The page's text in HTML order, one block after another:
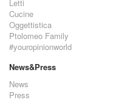
Letti
Cucine
Oggettistica
Ptolomeo Family
#youropinionworld
News&Press
News
Press